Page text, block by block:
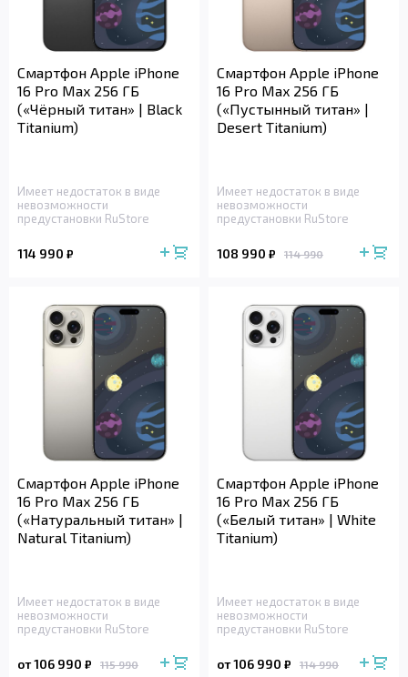
Смартфон Apple iPhone
16 Pro Max 256 ГБ
(«Чёрный титан» | Black
Titanium)
Имеет недостаток в виде
невозможности
предустановки RuStore
114 990 ₽
Смартфон Apple iPhone
16 Pro Max 256 ГБ
(«Пустынный титан» |
Desert Titanium)
Имеет недостаток в виде
невозможности
предустановки RuStore
108 990 ₽ 114 990
Смартфон Apple iPhone
16 Pro Max 256 ГБ
(«Натуральный титан» |
Natural Titanium)
Имеет недостаток в виде
невозможности
предустановки RuStore
от 106 990 ₽ 115 990
Смартфон Apple iPhone
16 Pro Max 256 ГБ
(«Белый титан» | White
Titanium)
Имеет недостаток в виде
невозможности
предустановки RuStore
от 106 990 ₽ 114 990